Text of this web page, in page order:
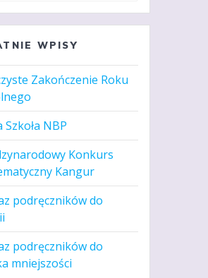
WPISY
Zakończenie Roku
Szkoła NBP
Konkurs
Kangur
podręczników do
podręczników do
mniejszości